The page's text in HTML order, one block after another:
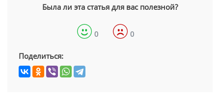
Была ли эта статья для вас полезной?
0 0
Поделиться: